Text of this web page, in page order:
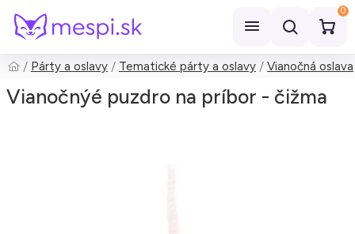
0
Hľadať
Párty a oslavy Tematické párty a oslavy Vianočná oslava
Vianočnýé puzdro na príbor - čižma